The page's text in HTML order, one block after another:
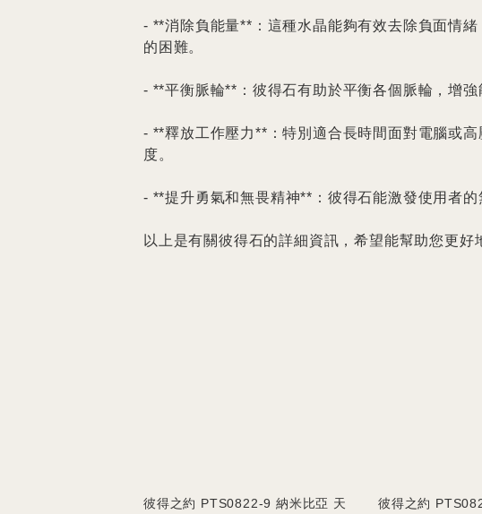
- **消除負能量**：這種水晶能夠有效去除負面情
的困難。
- **平衡脈輪**：彼得石有助於平衡各個脈輪，增
- **釋放工作壓力**：特別適合長時間面對電腦或
度。
- **提升勇氣和無畏精神**：彼得石能激發使用者
以上是有關彼得石的詳細資訊，希望能幫助您更
彼得之約 PTS0822-9 納米比亞 天
彼得之約